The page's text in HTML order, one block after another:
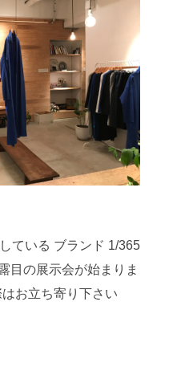
ている ブランド 1/365
目の展示会が始まりま
お立ち寄り下さい